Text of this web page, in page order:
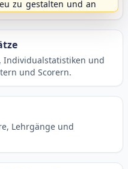
Individualstatistiken und
und Scorern.
Lehrgänge und
zu gestalten und an
und Kennworte
der alten Homepage
weiterhin
können.